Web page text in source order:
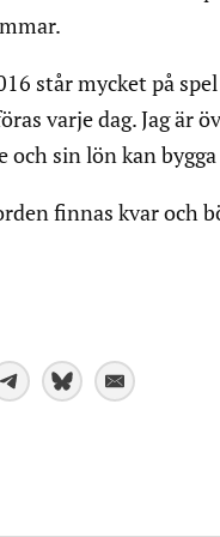
står mycket på
varje dag. Jag är
och sin lön kan
finnas kvar och